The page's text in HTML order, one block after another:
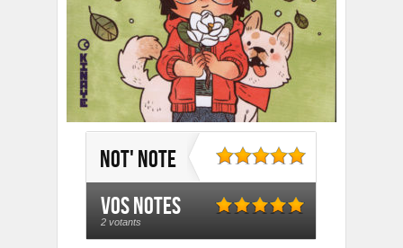
Not' note
Vos notes
2 votants